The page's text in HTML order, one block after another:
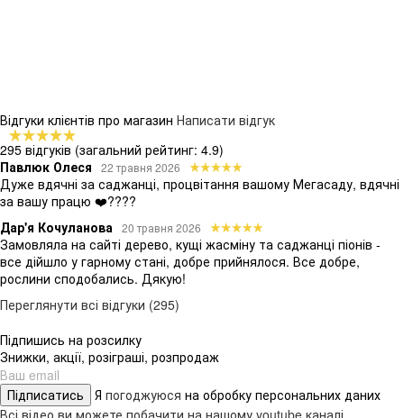
Відгуки клієнтів про магазин Написати відгук
295 відгуків (загальний рейтинг: 4.9)
Павлюк Олеся
22 травня 2026
Дуже вдячні за саджанці, процвітання вашому Мегасаду, вдячні
за вашу працю ❤️????
Дар'я Кочуланова
20 травня 2026
Замовляла на сайті дерево, кущі жасміну та саджанці піонів -
все дійшло у гарному стані, добре прийнялося. Все добре,
рослини сподобались. Дякую!
Переглянути всі відгуки (295)
Підпишись на розсилку
Знижки, акції, розіграші, розпродаж
Підписатись Я погоджуюся на обробку персональних даних
Всі відео ви можете побачити на нашому youtube каналі